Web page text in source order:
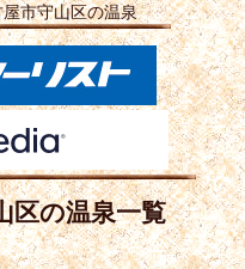
屋市守山区の温泉
区の温泉一覧